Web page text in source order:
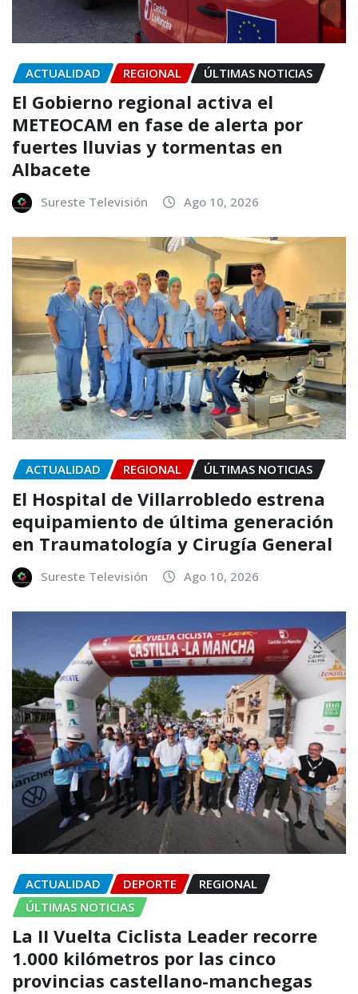
ACTUALIDAD REGIONAL ÚLTIMAS NOTICIAS
El Gobierno regional activa el
METEOCAM en fase de alerta por
fuertes lluvias y tormentas en
Albacete
Sureste Televisión Ago 10, 2026
ACTUALIDAD REGIONAL ÚLTIMAS NOTICIAS
El Hospital de Villarrobledo estrena
equipamiento de última generación
en Traumatología y Cirugía General
Sureste Televisión Ago 10, 2026
ACTUALIDAD DEPORTE
REGIONAL
ÚLTIMAS NOTICIAS
La II Vuelta Ciclista Leader recorre
1.000 kilómetros por las cinco
provincias castellano-manchegas